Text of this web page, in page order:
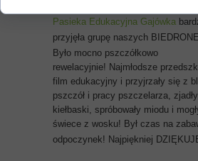
Pasieka Edukacyjna Gajówka
przyjęła grupę naszych
Było mocno pszczółkowo
rewelacyjnie! Najmłodsze
film edukacyjny i przyjrzały się z
pszczół i pracy pszczelarza,
kiełbaski, spróbowały miodu i
świece z wosku! Był czas na
odpoczynek! Najpiękniej